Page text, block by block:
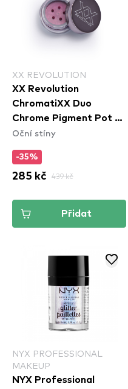
XX REVOLUTION
XX Revolution
ChromatiXX Duo
Chrome Pigment Pot -
Flip
Oční stíny
-35%
285 kč 439 kč
Přidat
NYX PROFESSIONAL
MAKEUP
NYX Professional